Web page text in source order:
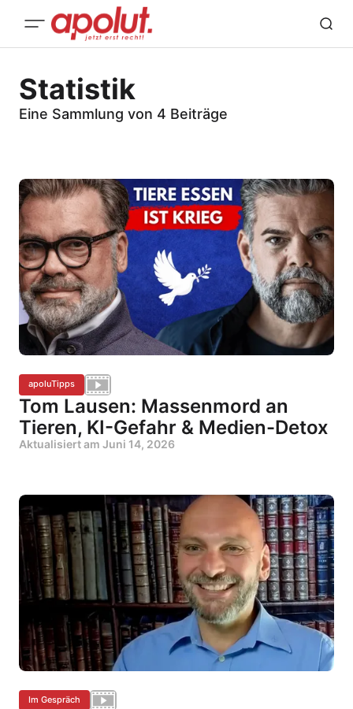
Statistik
Eine Sammlung von 4 Beiträge
apoluTipps
Tom Lausen: Massenmord an
Tieren, KI-Gefahr & Medien-Detox
Aktualisiert am Juni 14, 2026
Im Gespräch